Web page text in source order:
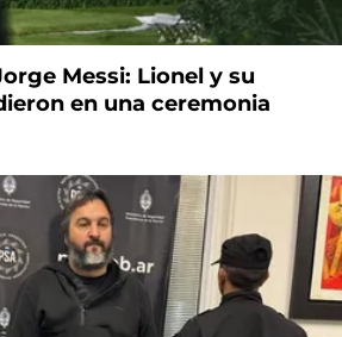
Messi: Lionel y su
en una ceremonia